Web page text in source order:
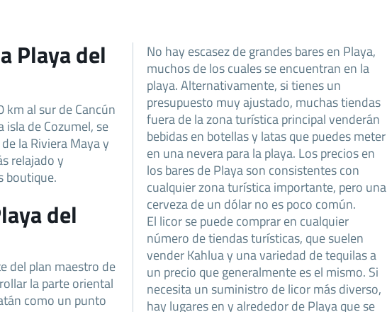
Playa del
al sur de Cancún
isla de Cozumel, se
la Riviera Maya y
relajado y
boutique.
del
del plan maestro de
la parte oriental
como un punto
No hay escasez de grandes bares en Playa,
muchos de los cuales se encuentran en la
playa. Alternativamente, si tienes un
presupuesto muy ajustado, muchas tiendas
fuera de la zona turística principal venderán
bebidas en botellas y latas que puedes meter
en una nevera para la playa. Los precios en
los bares de Playa son consistentes con
cualquier zona turística importante, pero una
cerveza de un dólar no es poco común.
El licor se puede comprar en cualquier
número de tiendas turísticas, que suelen
vender Kahlua y una variedad de tequilas a
un precio que generalmente es el mismo. Si
necesita un suministro de licor más diverso,
hay lugares en y alrededor de Playa que se